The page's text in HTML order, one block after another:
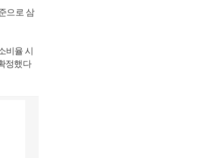
으로 삼
비율 시
정했다